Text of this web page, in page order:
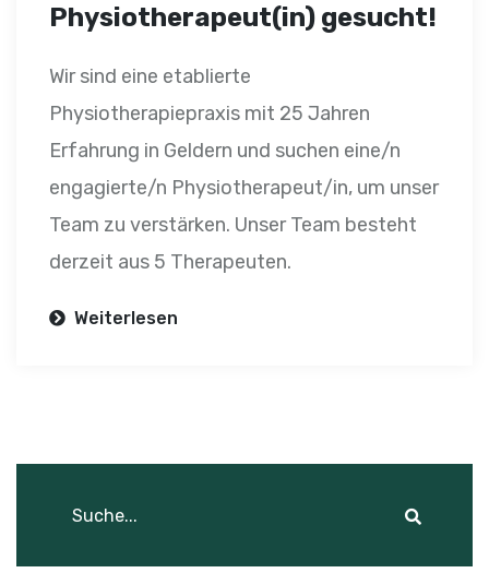
Physiotherapeut(in) gesucht!
Wir sind eine etablierte
Physiotherapiepraxis mit 25 Jahren
Erfahrung in Geldern und suchen eine/n
engagierte/n Physiotherapeut/in, um unser
Team zu verstärken. Unser Team besteht
derzeit aus 5 Therapeuten.
Weiterlesen